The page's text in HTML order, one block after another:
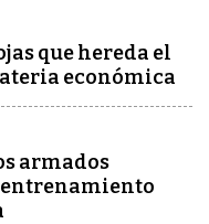
que hereda el
económica
armados